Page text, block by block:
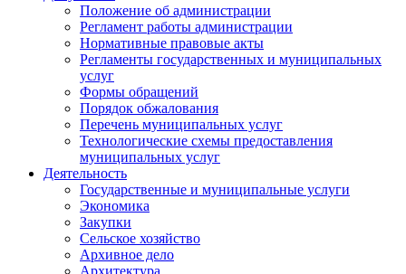
Положение об администрации
Регламент работы администрации
Нормативные правовые акты
Регламенты государственных и муниципальных
услуг
Формы обращений
Порядок обжалования
Перечень муниципальных услуг
Технологические схемы предоставления
муниципальных услуг
Деятельность
Государственные и муниципальные услуги
Экономика
Закупки
Сельское хозяйство
Архивное дело